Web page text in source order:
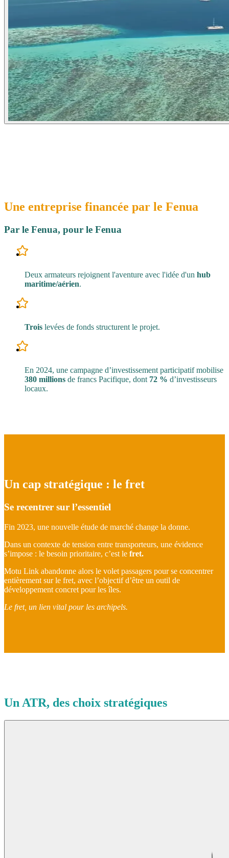
Une entreprise financée par le Fenua
Par le Fenua, pour le Fenua
Deux armateurs rejoignent l'aventure avec l'idée d'un hub
maritime/aérien.
Trois levées de fonds structurent le projet.
En 2024, une campagne d’investissement participatif mobilise
380 millions de francs Pacifique, dont 72 % d’investisseurs
locaux.
Un cap stratégique : le fret
Se recentrer sur l’essentiel
Fin 2023, une nouvelle étude de marché change la donne.
Dans un contexte de tension entre transporteurs, une évidence
s’impose : le besoin prioritaire, c’est le fret.
Motu Link abandonne alors le volet passagers pour se concentrer
entièrement sur le fret, avec l’objectif d’être un outil de
développement concret pour les îles.
Le fret, un lien vital pour les archipels.
Un ATR, des choix stratégiques